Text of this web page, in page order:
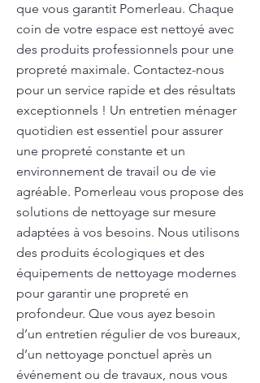
que vous garantit Pomerleau. Chaque
coin de votre espace est nettoyé avec
des produits professionnels pour une
propreté maximale. Contactez-nous
pour un service rapide et des résultats
exceptionnels ! Un entretien ménager
quotidien est essentiel pour assurer
une propreté constante et un
environnement de travail ou de vie
agréable. Pomerleau vous propose des
solutions de nettoyage sur mesure
adaptées à vos besoins. Nous utilisons
des produits écologiques et des
équipements de nettoyage modernes
pour garantir une propreté en
profondeur. Que vous ayez besoin
d’un entretien régulier de vos bureaux,
d’un nettoyage ponctuel après un
événement ou de travaux, nous vous